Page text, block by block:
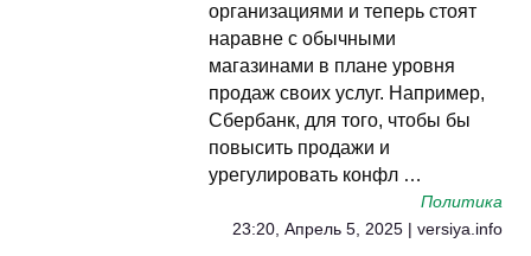
организациями и теперь стоят
наравне с обычными
магазинами в плане уровня
продаж своих услуг. Например,
Сбербанк, для того, чтобы бы
повысить продажи и
урегулировать конфл …
Политика
23:20, Апрель 5, 2025 | versiya.info